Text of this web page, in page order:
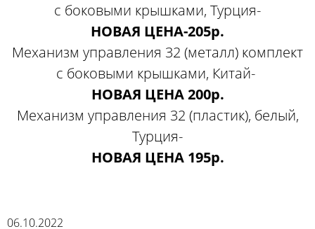
с боковыми крышками, Турция-
НОВАЯ ЦЕНА-205р.
Механизм управления 32 (металл) комплект
с боковыми крышками, Китай-
НОВАЯ ЦЕНА 200р.
Механизм управления 32 (пластик), белый,
Турция-
НОВАЯ ЦЕНА 195р.
06.10.2022